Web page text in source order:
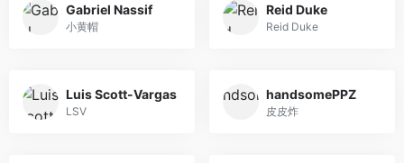
Gabriel Nassif
小黄帽
Reid Duke
Reid Duke
Luis Scott-Vargas
LSV
handsomePPZ
皮皮炸